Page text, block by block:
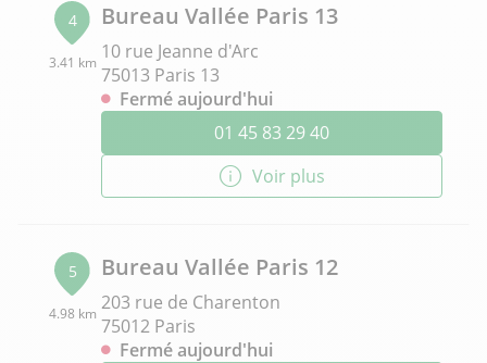
4
3.41 km
Bureau Vallée Paris 13
10 rue Jeanne d'Arc
75013 Paris 13
Fermé aujourd'hui
01 45 83 29 40
Voir plus
5
4.98 km
Bureau Vallée Paris 12
203 rue de Charenton
75012 Paris
Fermé aujourd'hui